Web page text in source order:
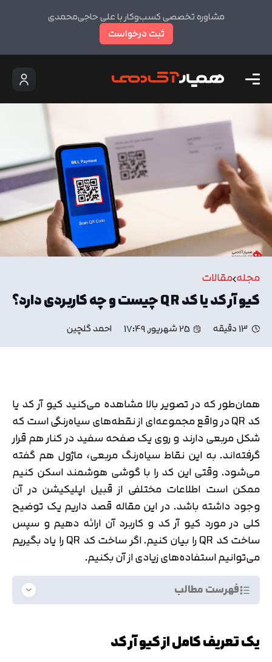
مشاوره تخصصی کسب‌وکار با علی حاجی‌محمدی
ثبت درخواست
مجله مقالات
کیو آر کد یا کد QR چیست و چه کاربردی دارد؟
13 دقیقه 25 شهریور, 17:49 احمد گلچین
همان‌طور که در تصویر بالا مشاهده می‌کنید کیو آر کد یا
کد QR در واقع مجموعه‌ای از نقطه‌های سیاه‌رنگی است که
شکل مربعی دارند و روی یک صفحه سفید در کنار هم قرار
گرفته‌اند. به این نقاط سیاه‌رنگ مربعی، ماژول هم گفته
می‌شود. وقتی این کد را با گوشی هوشمند اسکن کنیم
ممکن است اطلاعات مختلفی از قبیل اپلیکیشن در آن
وجود داشته باشد. در این مقاله قصد داریم یک توضیح
کلی در مورد کیو آر کد و کاربرد آن ارائه دهیم و سپس
ساخت کد QR را بیان کنیم. اگر ساخت کد QR را یاد بگیریم
می‌توانیم استفاده‌های زیادی از آن بکنیم.
فهرست مطالب
یک تعریف کامل از کیو آر کد